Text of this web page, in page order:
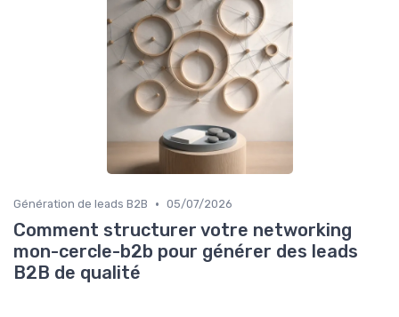
Génération de leads B2B • 05/07/2026
Comment structurer votre networking
mon-cercle-b2b pour générer des leads
B2B de qualité